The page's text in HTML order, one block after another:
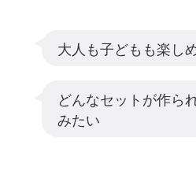
大人も子どもも楽し
どんなセットが作ら
みたい